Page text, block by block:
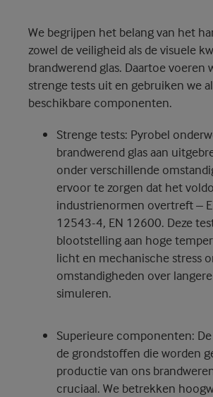
We begrijpen het belang van het
zowel de veiligheid als de visuele
brandwerend glas. Daartoe voeren
strenge tests uit en gebruiken we
beschikbare componenten.
Strenge tests: Pyrobel
brandwerend glas aan
onder verschillende
ervoor te zorgen dat het
industrienormen overtreft –
12543-4, EN 12600. Deze
blootstelling aan hoge
licht en mechanische stress
omstandigheden over
simuleren.
Superieure componenten:
de grondstoffen die worden
productie van ons
cruciaal. We betrekken